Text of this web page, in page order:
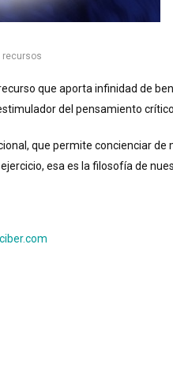
recursos
que aporta infinidad de
del pensamiento crítico.
que permite concienciar de
esa es la filosofía de